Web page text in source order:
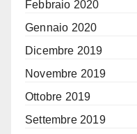
Febbraio 2020
Gennaio 2020
Dicembre 2019
Novembre 2019
Ottobre 2019
Settembre 2019